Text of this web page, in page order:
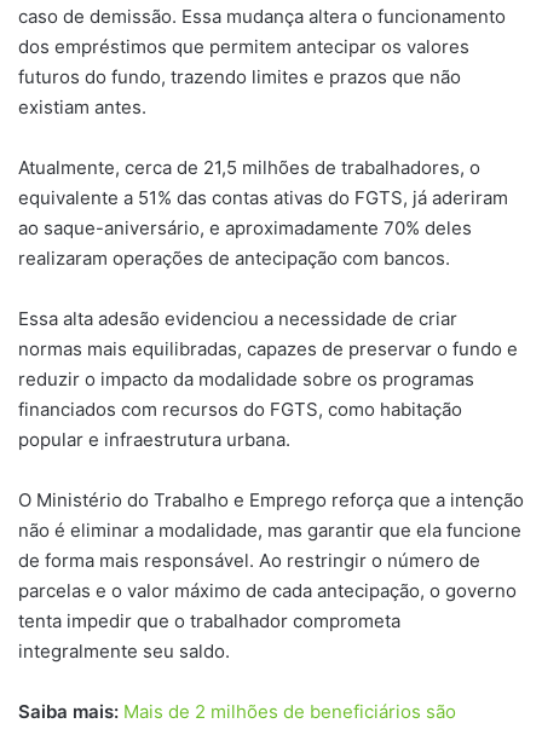
caso de demissão. Essa mudança altera o funcionamento
dos empréstimos que permitem antecipar os valores
futuros do fundo, trazendo limites e prazos que não
existiam antes.
Atualmente, cerca de 21,5 milhões de trabalhadores, o
equivalente a 51% das contas ativas do FGTS, já aderiram
ao saque-aniversário, e aproximadamente 70% deles
realizaram operações de antecipação com bancos.
Essa alta adesão evidenciou a necessidade de criar
normas mais equilibradas, capazes de preservar o fundo e
reduzir o impacto da modalidade sobre os programas
financiados com recursos do FGTS, como habitação
popular e infraestrutura urbana.
O Ministério do Trabalho e Emprego reforça que a intenção
não é eliminar a modalidade, mas garantir que ela funcione
de forma mais responsável. Ao restringir o número de
parcelas e o valor máximo de cada antecipação, o governo
tenta impedir que o trabalhador comprometa
integralmente seu saldo.
Saiba mais: Mais de 2 milhões de beneficiários são